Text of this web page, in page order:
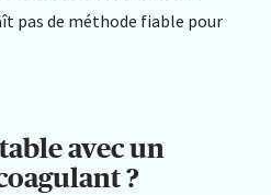
pas de méthode fiable pour
avec un
?